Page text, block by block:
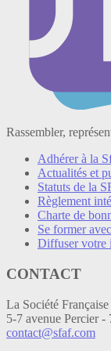
Rassembler,
Adhérer à la
Actualités et
Statuts de la
Règlement
Charte de
Se former
Diffuser votre
CONTACT
La Société
5-7 avenue Percier -
contact@sfaf.com